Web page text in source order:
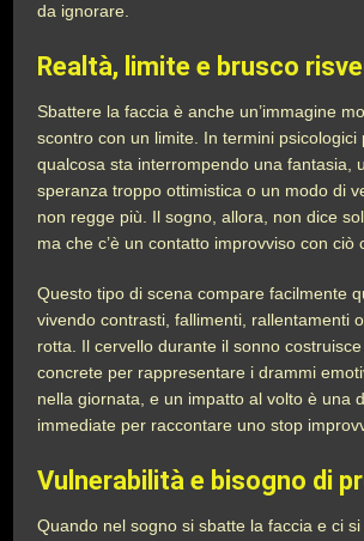
da ignorare.
Realtà, limite e brusco
Sbattere la faccia è anche un’immagine
scontro con un limite. In termini psicologici
qualcosa sta interrompendo una fantasia,
speranza troppo ottimistica o un modo di
non regge più. Il sogno, allora, non dice
ma che c’è un contatto improvviso con ciò
Questo tipo di scena compare facilmente
vivendo contrasti, fallimenti, rallentamenti
rotta. Il cervello durante il sonno
concrete per rappresentare i drammi
nella giornata, e un impatto al volto è una
immediate per raccontare uno stop
Vulnerabilità e bisogno di
Quando nel sogno si sbatte la faccia e ci si